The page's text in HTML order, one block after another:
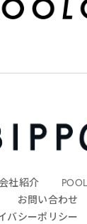
会社紹介
お問い合わせ
バシーポリシー